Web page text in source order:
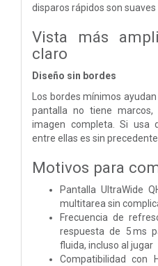
disparos rápidos son suaves
Vista más
claro
Diseño sin bordes
Los bordes mínimos
pantalla no tiene
imagen completa. Si usa
entre ellas es sin
Motivos para
Pantalla UltraWide
multitarea sin
Frecuencia de
respuesta de 5 ms
fluida, incluso al jugar
Compatibilidad con